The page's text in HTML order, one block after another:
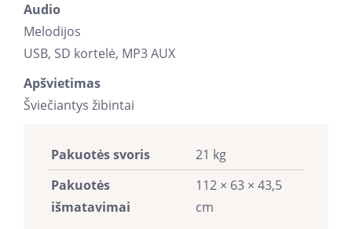
Audio
Melodijos
USB, SD kortelė, MP3 AUX
Apšvietimas
Šviečiantys žibintai
Pakuotės svoris
21 kg
Pakuotės
išmatavimai
112 × 63 × 43,5
cm